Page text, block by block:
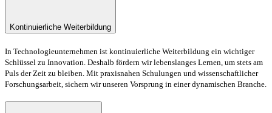
Kontinuierliche Weiterbildung
In Technologieunternehmen ist kontinuierliche Weiterbildung ein wichtiger
Schlüssel zu Innovation. Deshalb fördern wir lebenslanges Lernen, um stets am
Puls der Zeit zu bleiben. Mit praxisnahen Schulungen und wissenschaftlicher
Forschungsarbeit, sichern wir unseren Vorsprung in einer dynamischen Branche.